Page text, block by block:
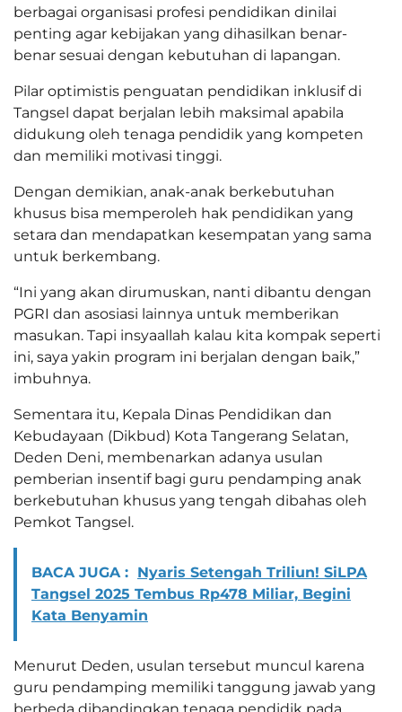
berbagai organisasi profesi pendidikan dinilai
penting agar kebijakan yang dihasilkan benar-
benar sesuai dengan kebutuhan di lapangan.
Pilar optimistis penguatan pendidikan inklusif di
Tangsel dapat berjalan lebih maksimal apabila
didukung oleh tenaga pendidik yang kompeten
dan memiliki motivasi tinggi.
Dengan demikian, anak-anak berkebutuhan
khusus bisa memperoleh hak pendidikan yang
setara dan mendapatkan kesempatan yang sama
untuk berkembang.
“Ini yang akan dirumuskan, nanti dibantu dengan
PGRI dan asosiasi lainnya untuk memberikan
masukan. Tapi insyaallah kalau kita kompak seperti
ini, saya yakin program ini berjalan dengan baik,”
imbuhnya.
Sementara itu, Kepala Dinas Pendidikan dan
Kebudayaan (Dikbud) Kota Tangerang Selatan,
Deden Deni, membenarkan adanya usulan
pemberian insentif bagi guru pendamping anak
berkebutuhan khusus yang tengah dibahas oleh
Pemkot Tangsel.
BACA JUGA : Nyaris Setengah Triliun! SiLPA
Tangsel 2025 Tembus Rp478 Miliar, Begini
Kata Benyamin
Menurut Deden, usulan tersebut muncul karena
guru pendamping memiliki tanggung jawab yang
berbeda dibandingkan tenaga pendidik pada